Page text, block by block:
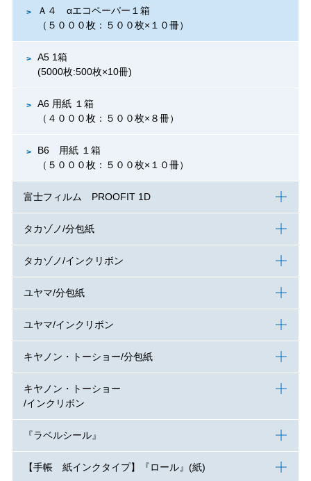
Ａ４ αエコペーパー１箱
（５０００枚：５００枚×１０冊）
A5 1箱
(5000枚:500枚×10冊)
A6 用紙 １箱
（４０００枚：５００枚×８冊）
B6 用紙 １箱
（５０００枚：５００枚×１０冊）
富士フィルム PROOFIT 1D
タカゾノ/分包紙
タカゾノ/インクリボン
ユヤマ/分包紙
ユヤマ/インクリボン
キヤノン・トーショー/分包紙
キヤノン・トーショー
/インクリボン
『ラベルシール』
【手帳 紙インクタイプ】『ロール』(紙)